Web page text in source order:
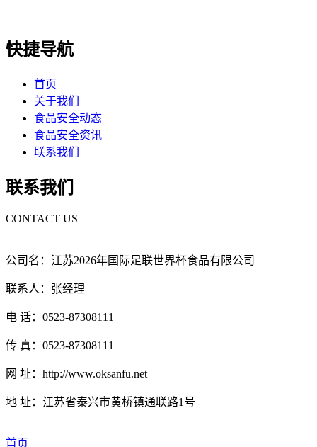
快捷导航
首页
关于我们
食品安全动态
食品安全资讯
联系我们
联系我们
CONTACT US
公司名：江苏2026年国际足联世界杯食品有限公司
联系人：张经理
电 话：0523-87308111
传 真：0523-87308111
网 址：http://www.oksanfu.net
地 址：江苏省泰兴市黄桥镇通联路1号
首页